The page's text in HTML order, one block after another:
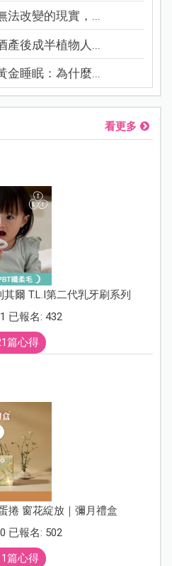
法改變的現實，...
產後成半植物人...
金睡眠：為什麼...
看更多
其爾 T.L.I第二代乳牙刷系列
已報名: 432
篇心得
捲 窗花綻放｜彌月禮盒
已報名: 502
篇心得